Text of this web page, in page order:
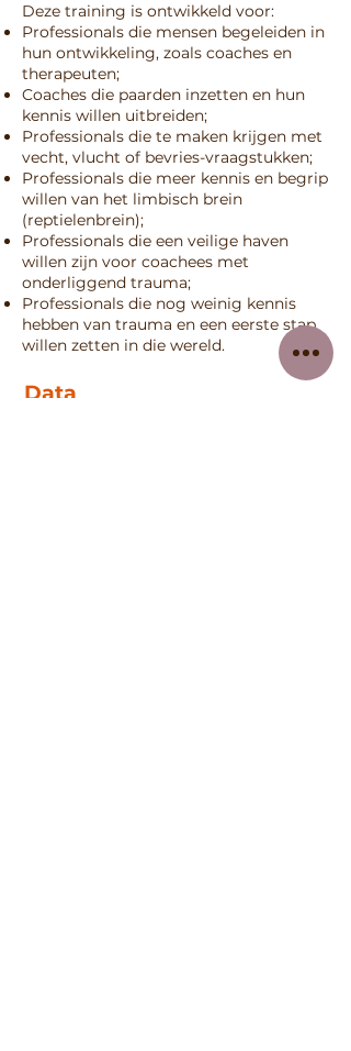
Deze training is ontwikkeld voor:
Professionals die mensen begeleiden in
hun ontwikkeling, zoals coaches en
therapeuten;
Coaches die paarden inzetten en hun
kennis willen uitbreiden;
Professionals die te maken krijgen met
vecht, vlucht of bevries-vraagstukken;
Professionals die meer kennis en begrip
willen van het limbisch brein
(reptielenbrein);
Professionals die een veilige haven
willen zijn voor coachees met
onderliggend trauma;
Professionals die nog weinig kennis
hebben van trauma en een eerste stap
willen zetten in die wereld.
Data